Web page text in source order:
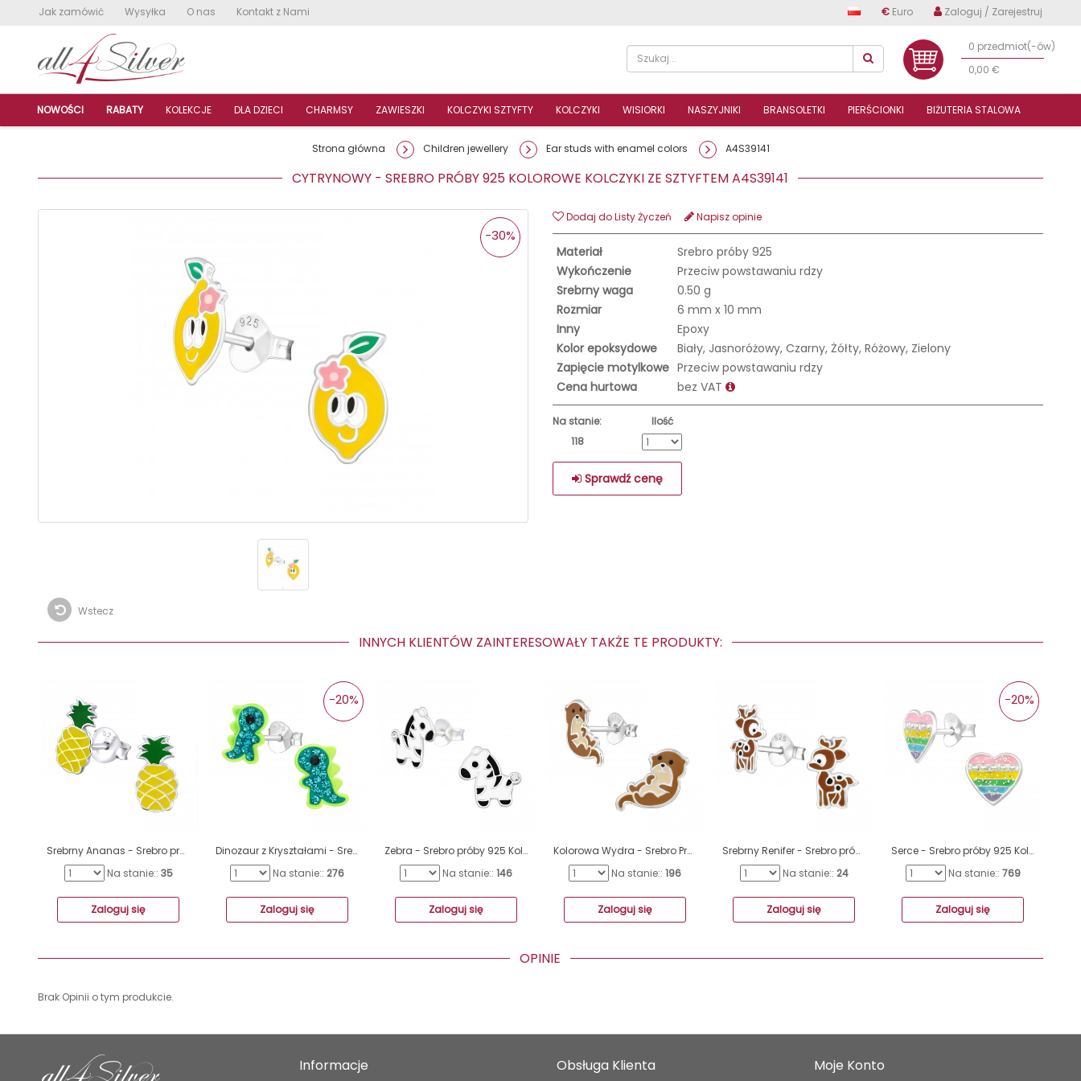
Jak zamówić Wysyłka O nas Kontakt z Nami € Euro Zaloguj / Zarejestruj
0 przedmiot(-ów)
0,00 €
NOWOŚCI RABATY KOLEKCJE DLA DZIECI CHARMSY ZAWIESZKI KOLCZYKI SZTYFTY KOLCZYKI WISIORKI NASZYJNIKI BRANSOLETKI PIERŚCIONKI BIŻUTERIA STALOWA
Strona główna Children jewellery Ear studs with enamel colors A4S39141
CYTRYNOWY - SREBRO PRÓBY 925 KOLOROWE KOLCZYKI ZE SZTYFTEM A4S39141
Wstecz
-30%
Dodaj do Listy Życzeń Napisz opinie
Materiał
Srebro próby 925
Wykończenie
Przeciw powstawaniu rdzy
Srebrny waga
0.50 g
Rozmiar
6 mm x 10 mm
Inny
Epoxy
Kolor epoksydowe
Biały, Jasnoróżowy, Czarny, Żółty, Różowy, Zielony
Zapięcie motylkowe Przeciw powstawaniu rdzy
Cena hurtowa
bez VAT
Na stanie:
118
Ilość
Sprawdź cenę
INNYCH KLIENTÓW ZAINTERESOWAŁY TAKŻE TE PRODUKTY:
Srebrny Ananas - Srebro próby 925 Kolorowe kolczyki ze sztyftem A4S18663
Na stanie:: 35
Zaloguj się
Dinozaur z Kryształami - Srebro Próby 925 Kolorowe Kolczyki Ze Sztyftem A4S48726
-20%
Na stanie:: 276
Zaloguj się
Zebra - Srebro próby 925 Kolorowe kolczyki ze sztyftem A4S40354
Na stanie:: 146
Zaloguj się
Kolorowa Wydra - Srebro Próby 925 Kolorowe Kolczyki Ze Sztyftem A4S50204
Na stanie:: 196
Zaloguj się
Srebrny Renifer - Srebro próby 925 Kolorowe kolczyki ze sztyftem A4S18038
Na stanie:: 24
Zaloguj się
Serce - Srebro próby 925 Kolorowe kolczyki ze sztyftem A4S39457
-20%
Na stanie:: 769
Zaloguj się
OPINIE
Brak Opinii o tym produkcie.
Informacje Obsługa Klienta Moje Konto